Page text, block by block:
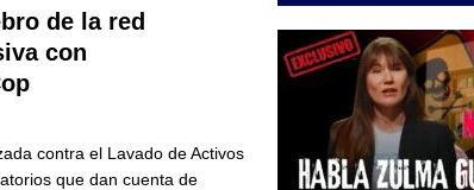
JUDICIALES
recibió la banda
recibirá la banda presidencial
LO ÚLTIMO
de la red
con
contra el Lavado de Activos
que dan cuenta de